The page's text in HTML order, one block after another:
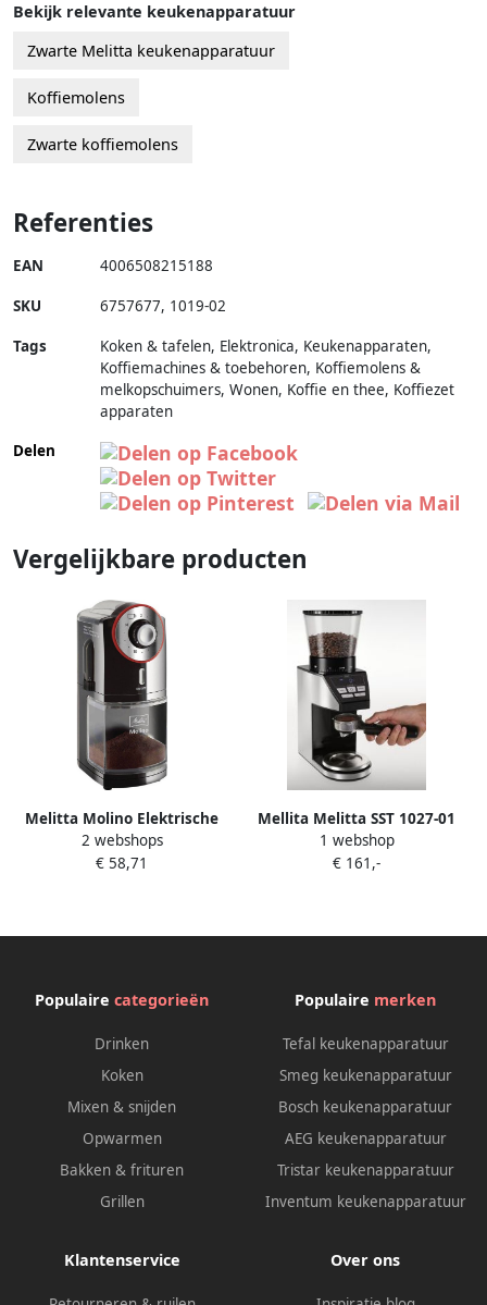
Bekijk relevante keukenapparatuur
Zwarte Melitta keukenapparatuur
Koffiemolens
Zwarte koffiemolens
Referenties
EAN 4006508215188
SKU 6757677, 1019-02
Tags
Koken & tafelen, Elektronica, Keukenapparaten,
Koffiemachines & toebehoren, Koffiemolens &
melkopschuimers, Wonen, Koffie en thee, Koffiezet
apparaten
Delen
Vergelijkbare producten
Melitta Molino Elektrische
koffiemolen Zwart rood
Inhoud 200g 100 W
2 webshops
€ 58,71
Mellita Melitta SST 1027-01
Calibra Koffiemolen met
Weegschaal Zwart RVS
1 webshop
€ 161,-
Populaire categorieën
Drinken
Koken
Mixen & snijden
Opwarmen
Bakken & frituren
Grillen
Populaire merken
Tefal keukenapparatuur
Smeg keukenapparatuur
Bosch keukenapparatuur
AEG keukenapparatuur
Tristar keukenapparatuur
Inventum keukenapparatuur
Klantenservice Over ons